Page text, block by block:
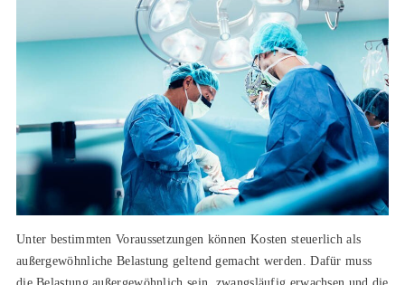
Unter bestimmten Voraussetzungen können Kosten steuerlich als
außergewöhnliche Belastung geltend gemacht werden. Dafür muss